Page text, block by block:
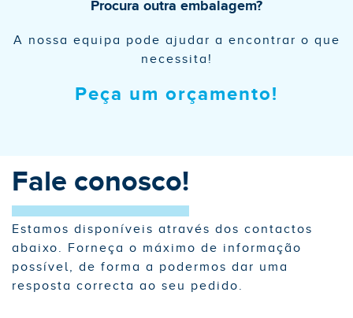
Procura outra embalagem?
A nossa equipa pode ajudar a encontrar o que
necessita!
Peça um orçamento!
Fale conosco!
Estamos disponíveis através dos contactos
abaixo. Forneça o máximo de informação
possível, de forma a podermos dar uma
resposta correcta ao seu pedido.